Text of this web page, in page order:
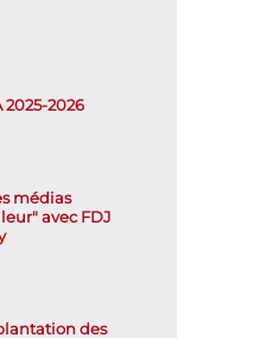
2025-2026
médias
avec FDJ
des